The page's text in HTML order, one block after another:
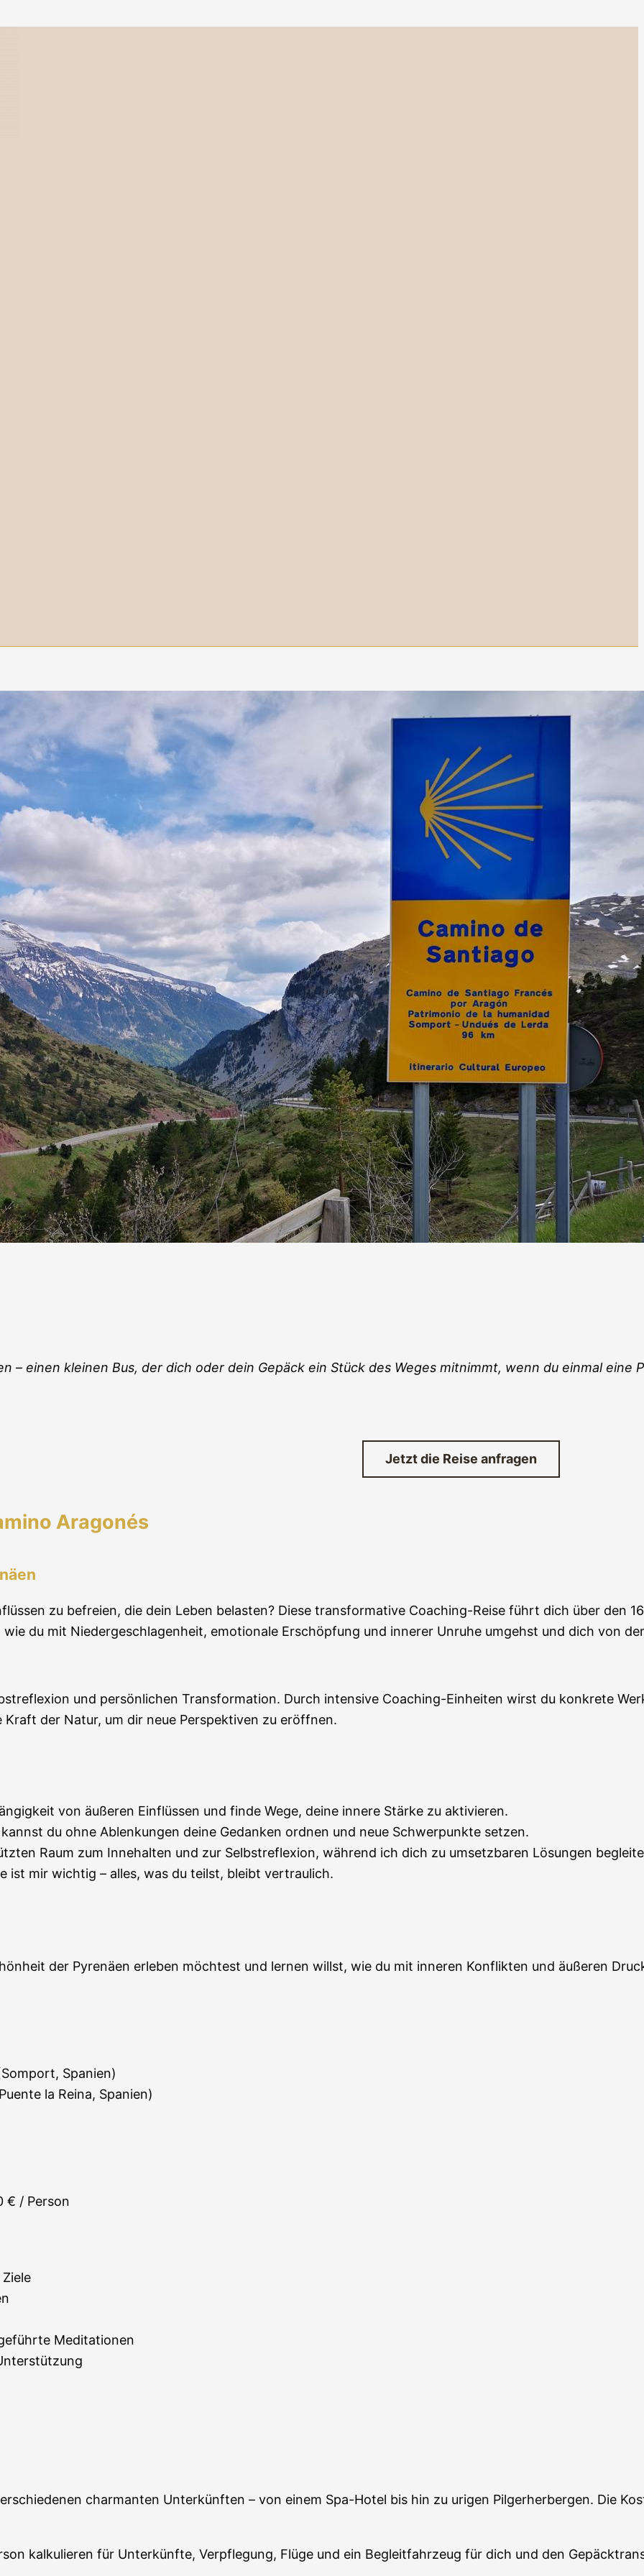
– einen kleinen Bus, der dich oder dein Gepäck ein Stück des Weges mitnimmt, wenn du einmal eine
Jetzt die Reise anfragen
Aragonés
zu befreien, die dein Leben belasten? Diese transformative Coaching-Reise führt dich über den
du mit Niedergeschlagenheit, emotionale Erschöpfung und innerer Unruhe umgehst und dich von
und persönlichen Transformation. Durch intensive Coaching-Einheiten wirst du konkrete
der Natur, um dir neue Perspektiven zu eröffnen.
von äußeren Einflüssen und finde Wege, deine innere Stärke zu aktivieren.
du ohne Ablenkungen deine Gedanken ordnen und neue Schwerpunkte setzen.
Raum zum Innehalten und zur Selbstreflexion, während ich dich zu umsetzbaren Lösungen
ist mir wichtig – alles, was du teilst, bleibt vertraulich.
der Pyrenäen erleben möchtest und lernen willst, wie du mit inneren Konflikten und äußeren
Spanien)
la Reina, Spanien)
€ / Person
Meditationen
charmanten Unterkünften – von einem Spa-Hotel bis hin zu urigen Pilgerherbergen. Die
kalkulieren für Unterkünfte, Verpflegung, Flüge und ein Begleitfahrzeug für dich und den